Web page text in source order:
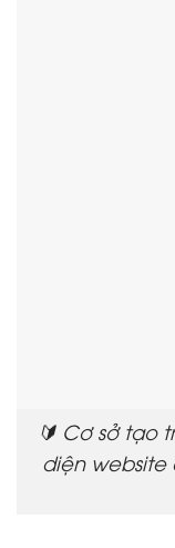
🔰 Cơ sở tạo
diện